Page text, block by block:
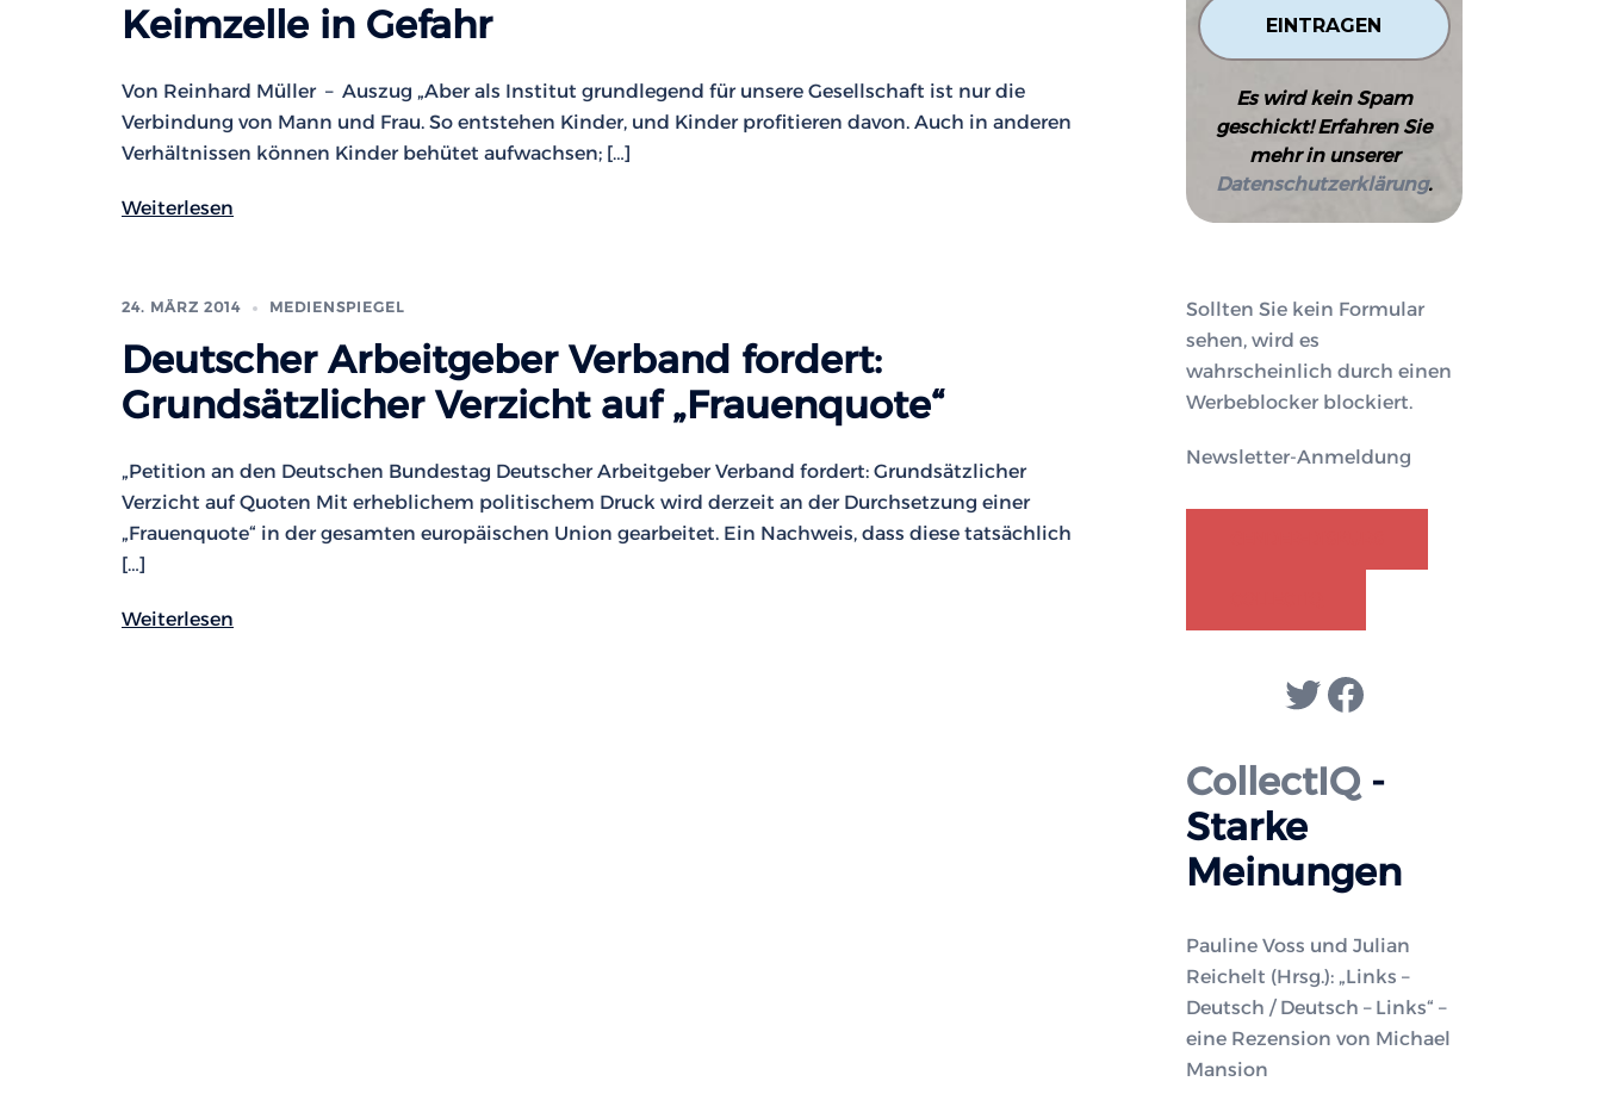
Keimzelle in Gefahr
Von Reinhard Müller – Auszug „Aber als Institut grundlegend für unsere Gesellschaft ist nur die
Verbindung von Mann und Frau. So entstehen Kinder, und Kinder profitieren davon. Auch in anderen
Verhältnissen können Kinder behütet aufwachsen; […]
Weiterlesen
24. MÄRZ 2014 MEDIENSPIEGEL
Deutscher Arbeitgeber Verband fordert:
Grundsätzlicher Verzicht auf „Frauenquote“
„Petition an den Deutschen Bundestag Deutscher Arbeitgeber Verband fordert: Grundsätzlicher
Verzicht auf Quoten Mit erheblichem politischem Druck wird derzeit an der Durchsetzung einer
„Frauenquote“ in der gesamten europäischen Union gearbeitet. Ein Nachweis, dass diese tatsächlich
[…]
Weiterlesen
Es wird kein Spam
geschickt! Erfahren Sie
mehr in unserer
Datenschutzerklärung.
Sollten Sie kein Formular
sehen, wird es
wahrscheinlich durch einen
Werbeblocker blockiert.
Newsletter-Anmeldung
Twitter
Facebook
CollectIQ-
Starke
Meinungen
Pauline Voss und Julian
Reichelt (Hrsg.): „Links –
Deutsch / Deutsch – Links“ –
eine Rezension von Michael
Mansion